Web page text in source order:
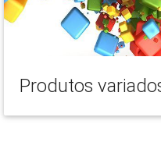
Produtos